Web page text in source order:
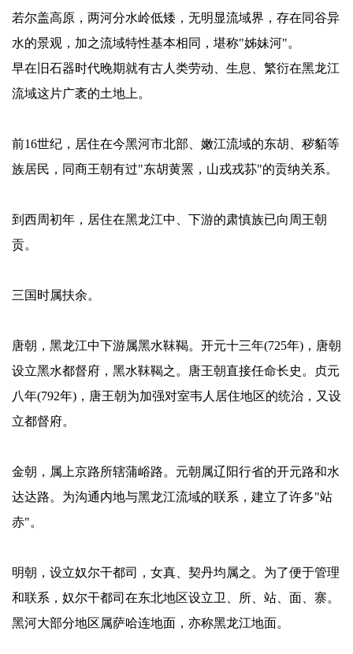
若尔盖高原，两河分水岭低矮，无明显流域界，存在同谷异
水的景观，加之流域特性基本相同，堪称"姊妹河"。
早在旧石器时代晚期就有古人类劳动、生息、繁衍在黑龙江
流域这片广袤的土地上。
前16世纪，居住在今黑河市北部、嫩江流域的东胡、秽貊等
族居民，同商王朝有过"东胡黄罴，山戎戎荪"的贡纳关系。
到西周初年，居住在黑龙江中、下游的肃慎族已向周王朝
贡。
三国时属扶余。
唐朝，黑龙江中下游属黑水靺鞨。开元十三年(725年)，唐朝
设立黑水都督府，黑水靺鞨之。唐王朝直接任命长史。贞元
八年(792年)，唐王朝为加强对室韦人居住地区的统治，又设
立都督府。
金朝，属上京路所辖蒲峪路。元朝属辽阳行省的开元路和水
达达路。为沟通内地与黑龙江流域的联系，建立了许多"站
赤"。
明朝，设立奴尔干都司，女真、契丹均属之。为了便于管理
和联系，奴尔干都司在东北地区设立卫、所、站、面、寨。
黑河大部分地区属萨哈连地面，亦称黑龙江地面。